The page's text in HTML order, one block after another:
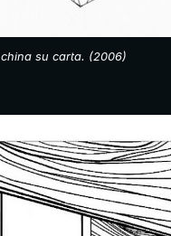
china su carta. (2006)